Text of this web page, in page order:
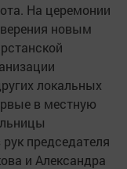
На церемонии
новым
локальных
в местную
председателя
и Александра